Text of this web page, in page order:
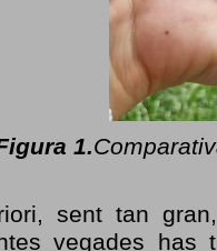
1.
sent tan
vegades has